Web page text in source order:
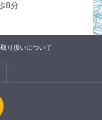
8分
り扱いについて